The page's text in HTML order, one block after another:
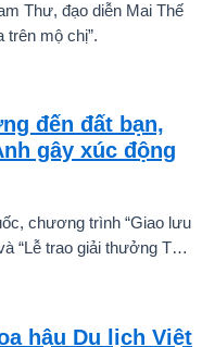
Thư, đạo diễn Mai Thế
trên mộ chị”.
đến đất bạn,
gây xúc động
chương trình “Giao lưu
“Lễ trao giải thưởng Tài
hậu Du lịch Việt